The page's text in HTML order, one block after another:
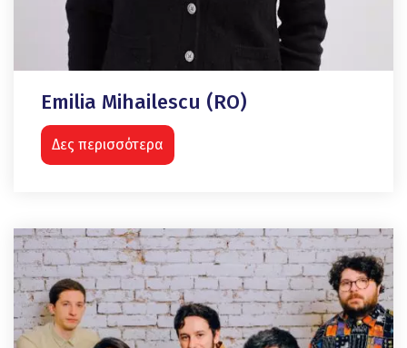
Emilia Mihailescu (RO)
Δες περισσότερα